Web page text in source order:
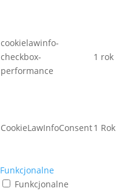
cookielawinfo-
checkbox-
performance
1 rok
CookieLawInfoConsent1 Rok
Funkcjonalne
Funkcjonalne